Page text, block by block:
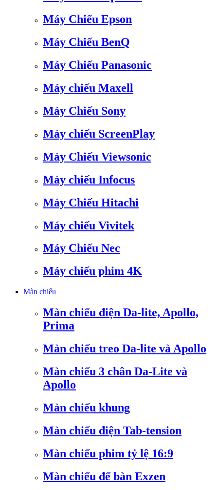
Máy Chiếu Epson
Máy Chiếu BenQ
Máy Chiếu Panasonic
Máy chiếu Maxell
Máy Chiếu Sony
Máy chiếu ScreenPlay
Máy Chiếu Viewsonic
Máy chiếu Infocus
Máy Chiếu Hitachi
Máy chiếu Vivitek
Máy Chiếu Nec
Máy chiếu phim 4K
Màn chiếu
Màn chiếu điện Da-lite, Apollo,
Prima
Màn chiếu treo Da-lite và Apollo
Màn chiếu 3 chân Da-Lite và
Apollo
Màn chiếu khung
Màn chiếu điện Tab-tension
Màn chiếu phim tỷ lệ 16:9
Màn chiếu để bàn Exzen